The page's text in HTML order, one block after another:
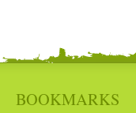
BOOKMARKS